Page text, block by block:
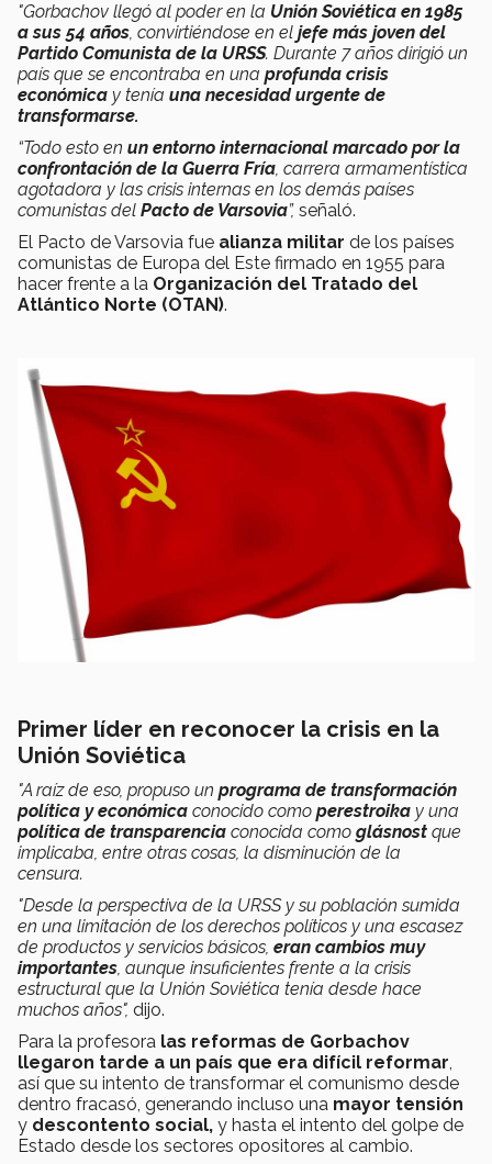
"Gorbachov llegó al poder en la Unión Soviética en 1985
a sus 54 años, convirtiéndose en el jefe más joven del
Partido Comunista de la URSS. Durante 7 años dirigió un
país que se encontraba en una profunda crisis
económica y tenía una necesidad urgente de
transformarse.
“Todo esto en un entorno internacional marcado por la
confrontación de la Guerra Fría, carrera armamentística
agotadora y las crisis internas en los demás países
comunistas del Pacto de Varsovia”, señaló.
El Pacto de Varsovia fue alianza militar de los países
comunistas de Europa del Este firmado en 1955 para
hacer frente a la Organización del Tratado del
Atlántico Norte (OTAN).
Primer líder en reconocer la crisis en la
Unión Soviética
"A raíz de eso, propuso un programa de transformación
política y económica conocido como perestroika y una
política de transparencia conocida como glásnost que
implicaba, entre otras cosas, la disminución de la
censura.
"Desde la perspectiva de la URSS y su población sumida
en una limitación de los derechos políticos y una escasez
de productos y servicios básicos, eran cambios muy
importantes, aunque insuficientes frente a la crisis
estructural que la Unión Soviética tenía desde hace
muchos años", dijo.
Para la profesora las reformas de Gorbachov
llegaron tarde a un país que era difícil reformar,
así que su intento de transformar el comunismo desde
dentro fracasó, generando incluso una mayor tensión
y descontento social, y hasta el intento del golpe de
Estado desde los sectores opositores al cambio.